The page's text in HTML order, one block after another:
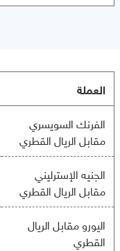
العملة
الفرنك السويسري
مقابل الريال القطري
الجنيه الإسترليني
مقابل الريال القطري
اليورو مقابل الريال
القطري